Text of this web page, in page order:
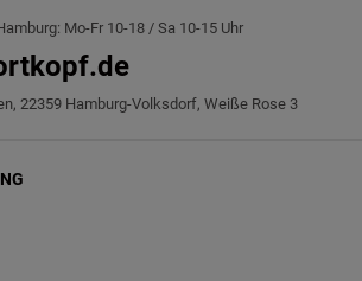
Mo-Fr 10-18 / Sa 10-15 Uhr
22359 Hamburg-Volksdorf, Weiße Rose 3